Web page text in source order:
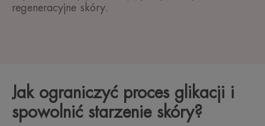
regeneracyjne skóry.
Jak ograniczyć proces glikacji i
spowolnić starzenie skóry?